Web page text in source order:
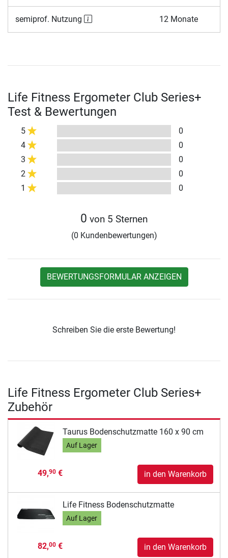
semiprof. Nutzung 12 Monate
Life Fitness Ergometer Club Series+
Test & Bewertungen
5
0
4
0
3
0
2
0
1
0
0 von 5 Sternen
(0 Kundenbewertungen)
BEWERTUNGSFORMULAR ANZEIGEN
Schreiben Sie die erste Bewertung!
Life Fitness Ergometer Club Series+
Zubehör
Taurus Bodenschutzmatte 160 x 90 cm
Auf Lager
49,90€ in den Warenkorb
Life Fitness Bodenschutzmatte
Auf Lager
82,00€ in den Warenkorb